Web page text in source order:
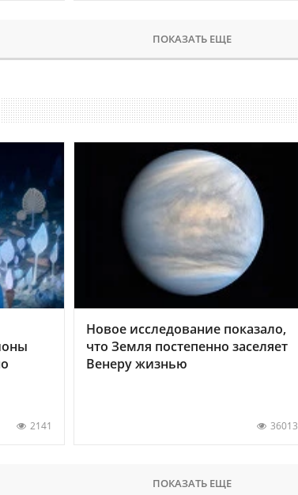
ПОКАЗАТЬ ЕЩЕ
2141
Новое исследование показало,
что Земля постепенно заселяет
Венеру жизнью
36013
ПОКАЗАТЬ ЕЩЕ